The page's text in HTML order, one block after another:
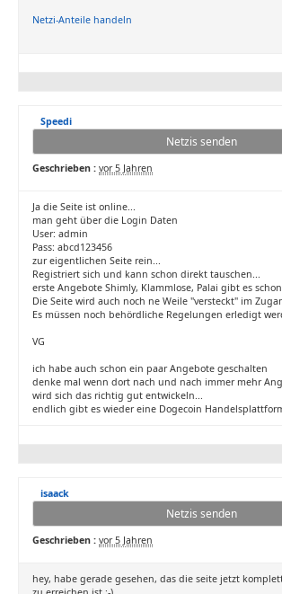
Netzi-Anteile handeln
Speedi
Netzis senden
Geschrieben : vor 5 Jahren
Ja die Seite ist online...
man geht über die Login Daten
User: admin
Pass: abcd123456
zur eigentlichen Seite rein...
Registriert sich und kann schon direkt tauschen...
erste Angebote Shimly, Klammlose, Palai gibt es schon
Die Seite wird auch noch ne Weile "versteckt" im
Es müssen noch behördliche Regelungen erledigt
VG
ich habe auch schon ein paar Angebote geschalten
denke mal wenn dort nach und nach immer mehr
wird sich das richtig gut entwickeln...
endlich gibt es wieder eine Dogecoin
isaack
Netzis senden
Geschrieben : vor 5 Jahren
hey, habe gerade gesehen, das die seite jetzt